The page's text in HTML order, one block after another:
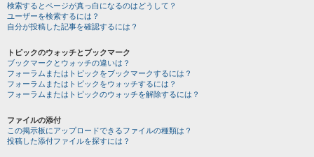
検索するとページが真っ白になるのはどうして？
ユーザーを検索するには？
自分が投稿した記事を確認するには？
トピックのウォッチとブックマーク
ブックマークとウォッチの違いは？
フォーラムまたはトピックをブックマークするには？
フォーラムまたはトピックをウォッチするには？
フォーラムまたはトピックのウォッチを解除するには？
ファイルの添付
この掲示板にアップロードできるファイルの種類は？
投稿した添付ファイルを探すには？